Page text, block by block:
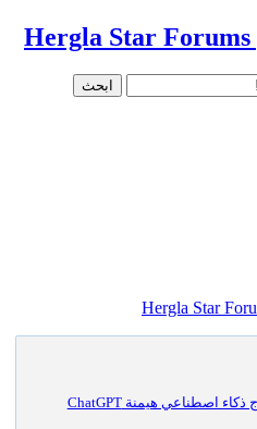
"ديب سيك" الصينية تنافس بنموذج ذكاء اصطناعي هيمنة ChatGPT